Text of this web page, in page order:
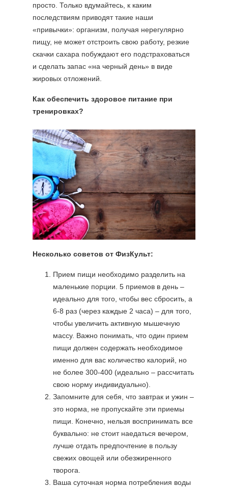
просто. Только вдумайтесь, к каким
последствиям приводят такие наши
«привычки»: организм, получая нерегулярно
пищу, не может отстроить свою работу, резкие
скачки сахара побуждают его подстраховаться
и сделать запас «на черный день» в виде
жировых отложений.
Как обеспечить здоровое питание при
тренировках?
Несколько советов от ФизКульт:
Прием пищи необходимо разделить на
маленькие порции. 5 приемов в день –
идеально для того, чтобы вес сбросить, а
6-8 раз (через каждые 2 часа) – для того,
чтобы увеличить активную мышечную
массу. Важно понимать, что один прием
пищи должен содержать необходимое
именно для вас количество калорий, но
не более 300-400 (идеально – рассчитать
свою норму индивидуально).
Запомните для себя, что завтрак и ужин –
это норма, не пропускайте эти приемы
пищи. Конечно, нельзя воспринимать все
буквально: не стоит наедаться вечером,
лучше отдать предпочтение в пользу
свежих овощей или обезжиренного
творога.
Ваша суточная норма потребления воды